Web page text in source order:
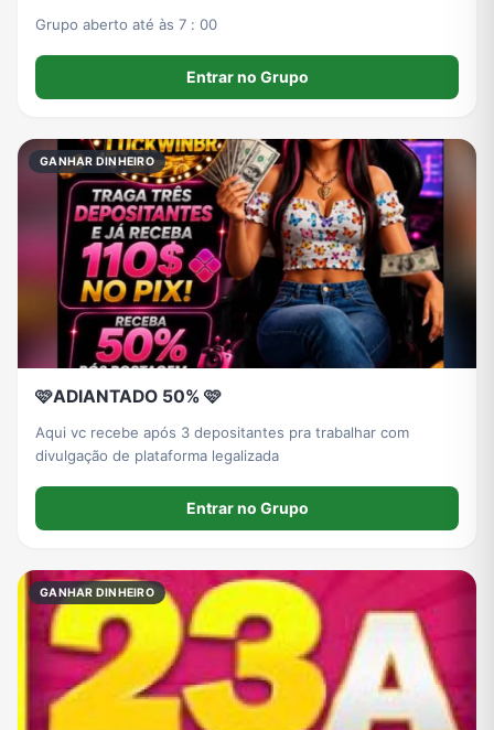
Grupo aberto até às 7 : 00
Entrar no Grupo
GANHAR DINHEIRO
🩷ADIANTADO 50% 🩷
Aqui vc recebe após 3 depositantes pra trabalhar com
divulgação de plataforma legalizada
Entrar no Grupo
GANHAR DINHEIRO